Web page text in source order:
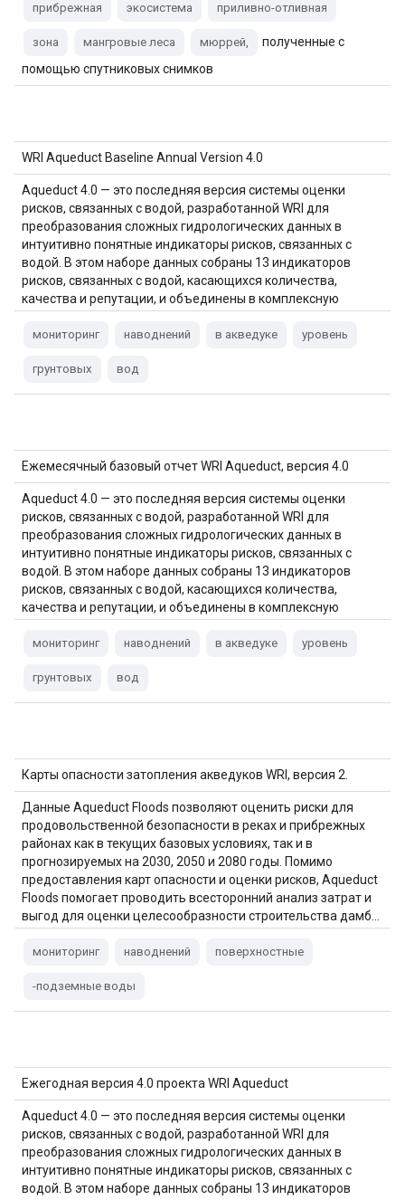
прибрежная экосистема приливно-отливная
зона мангровые леса мюррей,
полученные с
помощью спутниковых снимков
WRI Aqueduct Baseline Annual Version 4.0
Aqueduct 4.0 — это последняя версия системы оценки
рисков, связанных с водой, разработанной WRI для
преобразования сложных гидрологических данных в
интуитивно понятные индикаторы рисков, связанных с
водой. В этом наборе данных собраны 13 индикаторов
рисков, связанных с водой, касающихся количества,
качества и репутации, и объединены в комплексную
мониторинг наводнений в акведуке уровень
грунтовых вод
Ежемесячный базовый отчет WRI Aqueduct, версия 4.0
Aqueduct 4.0 — это последняя версия системы оценки
рисков, связанных с водой, разработанной WRI для
преобразования сложных гидрологических данных в
интуитивно понятные индикаторы рисков, связанных с
водой. В этом наборе данных собраны 13 индикаторов
рисков, связанных с водой, касающихся количества,
качества и репутации, и объединены в комплексную
мониторинг наводнений в акведуке уровень
грунтовых вод
Карты опасности затопления акведуков WRI, версия 2.
Данные Aqueduct Floods позволяют оценить риски для
продовольственной безопасности в реках и прибрежных
районах как в текущих базовых условиях, так и в
прогнозируемых на 2030, 2050 и 2080 годы. Помимо
предоставления карт опасности и оценки рисков, Aqueduct
Floods помогает проводить всесторонний анализ затрат и
выгод для оценки целесообразности строительства дамб…
мониторинг наводнений поверхностные
-подземные воды
Ежегодная версия 4.0 проекта WRI Aqueduct
Aqueduct 4.0 — это последняя версия системы оценки
рисков, связанных с водой, разработанной WRI для
преобразования сложных гидрологических данных в
интуитивно понятные индикаторы рисков, связанных с
водой. В этом наборе данных собраны 13 индикаторов